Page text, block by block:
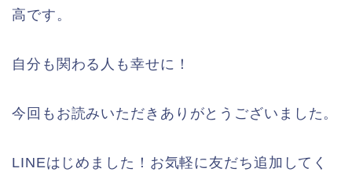
高です。
自分も関わる人も幸せに！
今回もお読みいただきありがとうございました。
LINEはじめました！お気軽に友だち追加してく